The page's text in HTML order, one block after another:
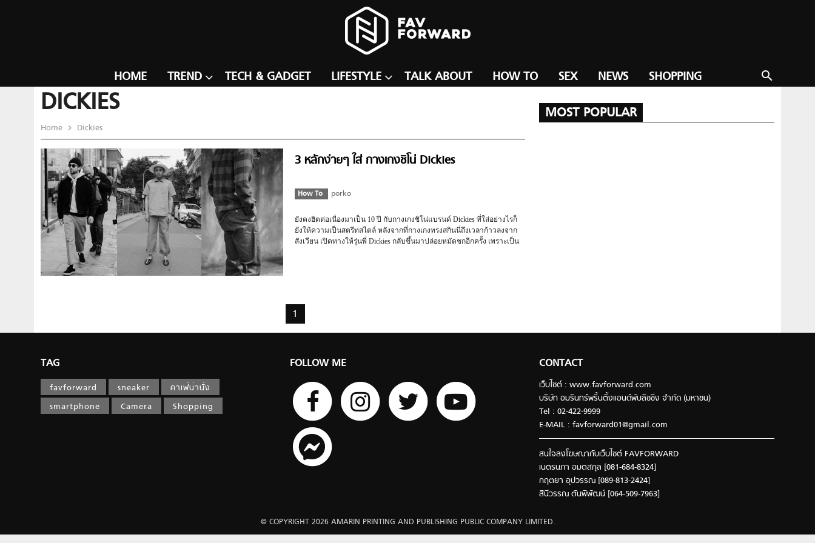
search
HOME TREND TECH & GADGET LIFESTYLE TALK ABOUT HOW TO SEX NEWS SHOPPING
DICKIES
Home Dickies
3 หลักง่ายๆ ใส่ กางเกงชิโน่ Dickies
How To porko
ยังคงฮิตต่อเนื่องมาเป็น 10 ปี กับกางเกงชิโน่แบรนด์ Dickies ที่ใส่อย่างไรก็
ยังให้ความเป็นสตรีทสไตล์ หลังจากที่กางเกงทรงสกินนี่ถึงเวลาก้าวลงจาก
สังเวียน เปิดทางให้รุ่นพี่ Dickies กลับขึ้นมาปล่อยหมัดชกอีกครั้ง เพราะเป็น
1
MOST POPULAR
TAG
favforward sneaker
คาเฟ่น่านั่ง
smartphone
Camera Shopping
FOLLOW ME CONTACT
เว็บไซต์ : www.favforward.com
บริษัท อมรินทร์พริ้นติ้งแอนด์พับลิชชิ่ง จำกัด (มหาชน)
Tel : 02-422-9999
E-MAIL : favforward01@gmail.com
สนใจลงโฆษณากับเว็บไซต์ FAVFORWARD
เนตรนภา อมตสกุล [081-684-8324]
กฤตยา อุปวรรณ [089-813-2424]
สินีวรรณ ตันพิพัฒน์ [064-509-7963]
© COPYRIGHT 2026 AMARIN PRINTING AND PUBLISHING PUBLIC COMPANY LIMITED.